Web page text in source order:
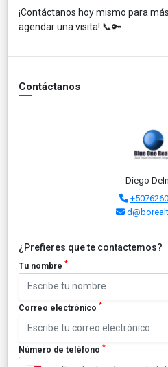
¡Contáctanos hoy mismo para
agendar una visita! 📞🔑
Contáctanos
Diego
¿Prefieres que te contactemos?
Tu nombre *
Correo electrónico *
Número de teléfono *